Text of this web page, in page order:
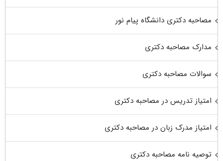
مصاحبه دکتری دانشگاه پیام نور
مدارک مصاحبه دکتری
سوالات مصاحبه دکتری
امتیاز تدریس در مصاحبه دکتری
امتیاز مدرک زبان در مصاحبه دکتری
توصیه نامه مصاحبه دکتری